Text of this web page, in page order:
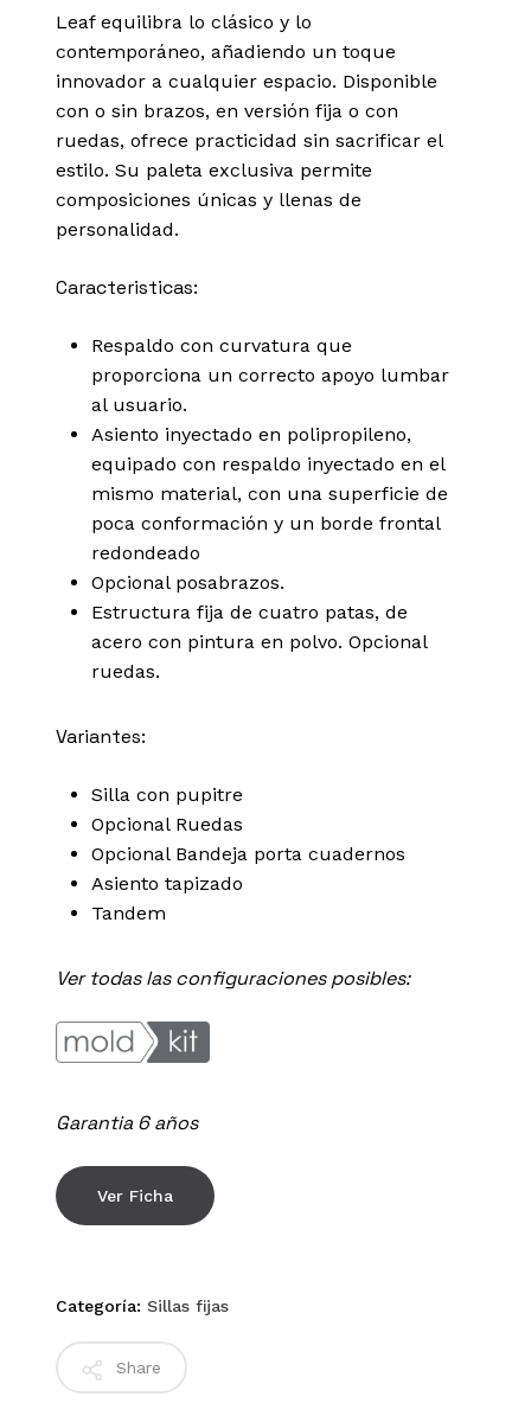
Leaf equilibra lo clásico y lo
contemporáneo, añadiendo un toque
innovador a cualquier espacio. Disponible
con o sin brazos, en versión fija o con
ruedas, ofrece practicidad sin sacrificar el
estilo. Su paleta exclusiva permite
composiciones únicas y llenas de
personalidad.
Caracteristicas:
Respaldo con curvatura que
proporciona un correcto apoyo lumbar
al usuario.
Asiento inyectado en polipropileno,
equipado con respaldo inyectado en el
mismo material, con una superficie de
poca conformación y un borde frontal
redondeado
Opcional posabrazos.
Estructura fija de cuatro patas, de
acero con pintura en polvo. Opcional
ruedas.
Variantes:
Silla con pupitre
Opcional Ruedas
Opcional Bandeja porta cuadernos
Asiento tapizado
Tandem
Ver todas las configuraciones posibles:
Garantia 6 años
Ver Ficha
Categoría: Sillas fijas
Share